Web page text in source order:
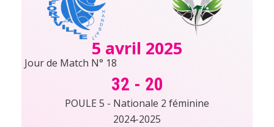
5 avril 2025
Jour de Match N° 18
32 - 20
POULE 5 - Nationale 2 féminine
2024-2025